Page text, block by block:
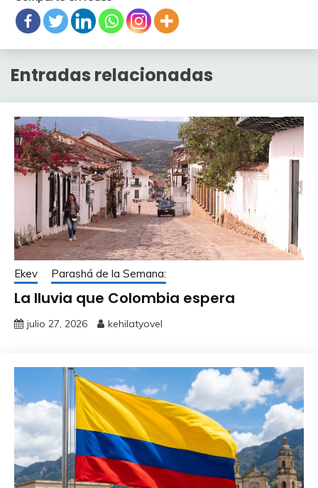
Entradas relacionadas
Ekev Parashá de la Semana:
La lluvia que Colombia espera
julio 27, 2026 kehilatyovel